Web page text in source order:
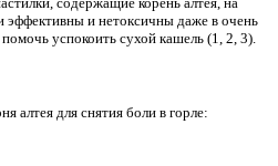
и нетоксичны даже в очень
успокоить сухой кашель (1, 2, 3).
алтея для снятия боли в горле: